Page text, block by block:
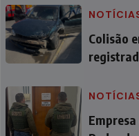
Colisão